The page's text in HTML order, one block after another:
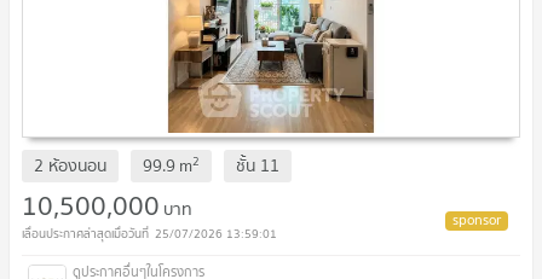
2 ห้องนอน 99.9 m2 ชั้น 11
10,500,000 บาท
25/07/2026 13:59:01